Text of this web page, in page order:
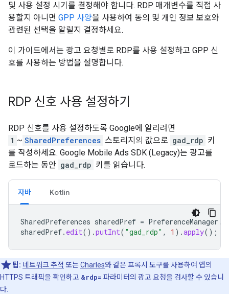
및 사용 설정 시기를 결정해야 합니다. RDP 매개변수를 직접 사
용할지 아니면 GPP 사양을 사용하여 동의 및 개인 정보 보호와
관련된 선택을 알릴지 결정하세요.
이 가이드에서는 광고 요청별로 RDP를 사용 설정하고 GPP 신
호를 사용하는 방법을 설명합니다.
RDP 신호 사용 설정하기
RDP 신호를 사용 설정하도록 Google에 알리려면
1 ~ SharedPreferences 스토리지의 값으로 gad_rdp 키
를 작성하세요. Google Mobile Ads SDK (Legacy)는 광고를
로드하는 동안 gad_rdp 키를 읽습니다.
자바 Kotlin
SharedPreferences sharedPref = PreferenceManager .
sharedPref. edit().putInt( "gad_rdp" , 1 ).apply();
팁: 네트워크 추적 또는Charles와 같은 프록시 도구를 사용하여 앱의
HTTPS 트래픽을 확인하고 &rdp= 파라미터의 광고 요청을 검사할 수 있습니
다.